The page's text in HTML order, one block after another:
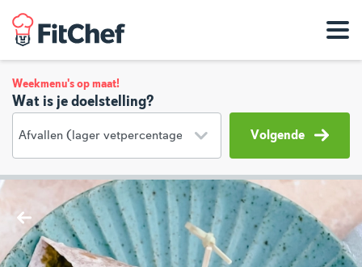
Weekmenu's op maat!
Wat is je doelstelling?
Volgende